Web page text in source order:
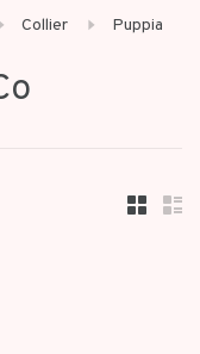
Collier
Puppia